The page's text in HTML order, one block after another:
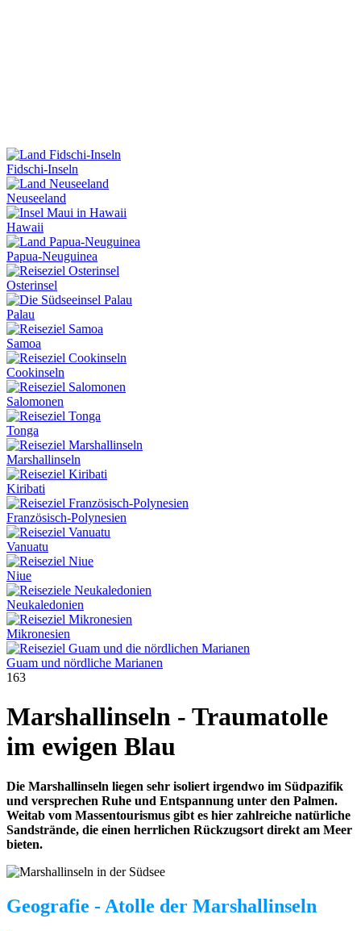
Fidschi-Inseln
Neuseeland
Hawaii
Papua-Neuguinea
Osterinsel
Palau
Samoa
Cookinseln
Salomonen
Tonga
Marshallinseln
Kiribati
Französisch-Polynesien
Vanuatu
Niue
Neukaledonien
Mikronesien
Guam und nördliche Marianen
163
Marshallinseln - Traumatolle
im ewigen Blau
Die Marshallinseln liegen sehr isoliert irgendwo im Südpazifik
und versprechen Ruhe und Entspannung unter den Palmen.
Weitab vom Massentourismus gibt es hier zahlreiche natürliche
Sandstrände, die einen herrlichen Rückzugsort direkt am Meer
bieten.
Geografie - Atolle der Marshallinseln